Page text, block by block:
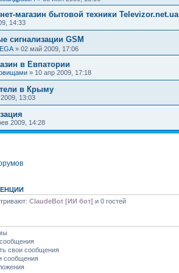
магазин бытовой техники Televizor.net.ua
14:33
сигнализации GSM
» 02 май 2009, 17:06
в Евпатории
» 10 апр 2009, 17:18
в Крыму
13:03
2009, 14:28
ClaudeBot [ИИ бот] и 0 гостей
свои сообщения
сообщения